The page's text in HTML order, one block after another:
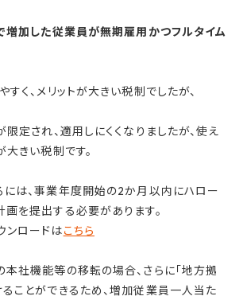
増加した従業員が無期雇用かつフルタイム
すく、メリットが大きい税制でしたが、
限定され、適用しにくくなりましたが、使え
大きい税制です。
には、事業年度開始の2か月以内にハロー
を提出する必要があります。
ンロードはこちら
社機能等の移転の場合、さらに「地方拠
ことができるため、増加従業員一人当た